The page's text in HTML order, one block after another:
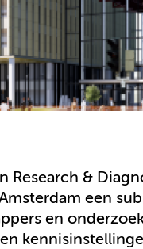
Research &
een
en